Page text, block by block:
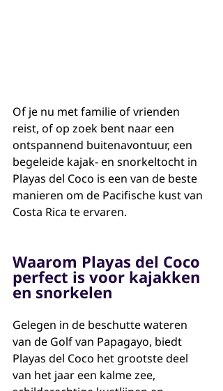
Of je nu met familie of vrienden
reist, of op zoek bent naar een
ontspannend buitenavontuur, een
begeleide kajak- en snorkeltocht in
Playas del Coco is een van de beste
manieren om de Pacifische kust van
Costa Rica te ervaren.
Waarom Playas del Coco
perfect is voor kajakken
en snorkelen
Gelegen in de beschutte wateren
van de Golf van Papagayo, biedt
Playas del Coco het grootste deel
van het jaar een kalme zee,